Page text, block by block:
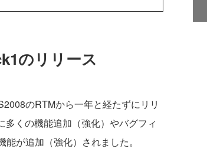
のリリース
のRTMから一年と経たずにリリ
くの機能追加（強化）やバグフィ
が追加（強化）されました。